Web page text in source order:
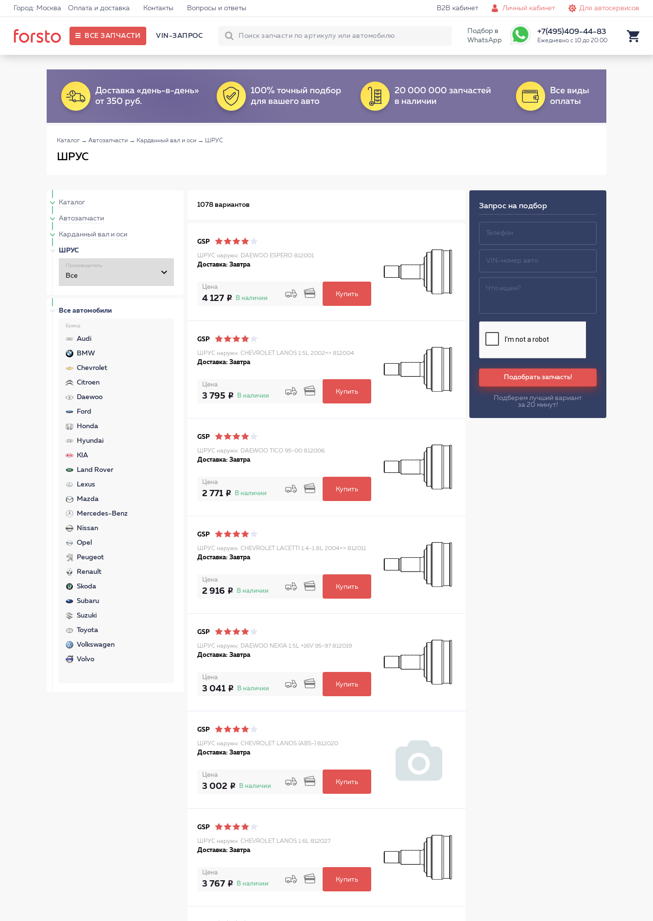
Город: Москва Оплата и доставка Контакты Вопросы и ответы B2B кабинет Личный кабинет Для автосервисов
ВСЕ ЗАПЧАСТИ VIN-ЗАПРОС
Подбор в
WhatsApp
+7(495)409-44-83
Ежедневно с 10 до 20:00
Каталог → Автозапчасти → Карданный вал и оси → ШРУС
ШРУС
Каталог
Автозапчасти
Карданный вал и оси
ШРУС
Производитель
Все автомобили
Бренд
Audi
BMW
Chevrolet
Citroen
Daewoo
Ford
Honda
Hyundai
KIA
Land Rover
Lexus
Mazda
Mercedes-Benz
Nissan
Opel
Peugeot
Renault
Skoda
Subaru
Suzuki
Toyota
Volkswagen
Volvo
1078 вариантов
GSP
ШРУС наружн. DAEWOO ESPERO 812001
Доставка: Завтра
Цена
4 127 В наличии
Купить
GSP
ШРУС наружн. CHEVROLET LANOS 1.5L 2002=> 812004
Доставка: Завтра
Цена
3 795 В наличии
Купить
GSP
ШРУС наружн. DAEWOO TICO 95-00 812006
Доставка: Завтра
Цена
2 771 В наличии
Купить
GSP
ШРУС наружн. CHEVROLET LACETTI 1.4-1.8L 2004=> 812011
Доставка: Завтра
Цена
2 916 В наличии
Купить
GSP
ШРУС наружн. DAEWOO NEXIA 1.5L +16V 95-97 812019
Доставка: Завтра
Цена
3 041 В наличии
Купить
GSP
ШРУС наружн. CHEVROLET LANOS (ABS-) 812020
Доставка: Завтра
Цена
3 002 В наличии
Купить
GSP
ШРУС наружн. CHEVROLET LANOS 1.6L 812027
Доставка: Завтра
Цена
3 767 В наличии
Купить
Запрос на подбор
Подобрать запчасть!
Подберем лучший вариант
за 20 минут!